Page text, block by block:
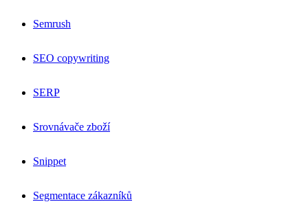
Semrush
SEO copywriting
SERP
Srovnávače zboží
Snippet
Segmentace zákazníků